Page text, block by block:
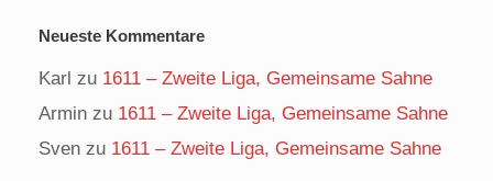
Neueste Kommentare
Karl zu 1611 – Zweite Liga, Gemeinsame Sahne
Armin zu 1611 – Zweite Liga, Gemeinsame Sahne
Sven zu 1611 – Zweite Liga, Gemeinsame Sahne